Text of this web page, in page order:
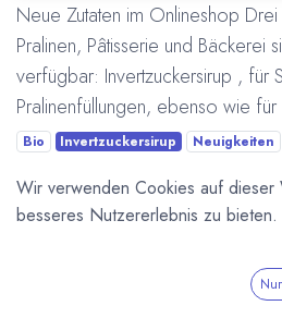
Neue Zutaten im Onlineshop
Pralinen, Pâtisserie und Bäckerei
verfügbar: Invertzuckersirup , für
Pralinenfüllungen, ebenso wie
Bio Invertzuckersirup Neuigkeiten
Wir verwenden Cookies auf dieser
besseres Nutzererlebnis zu bieten.